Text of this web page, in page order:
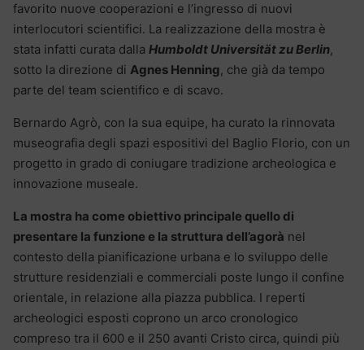
favorito nuove cooperazioni e l’ingresso di nuovi
interlocutori scientifici. La realizzazione della mostra è
stata infatti curata dalla Humboldt Universität zu Berlin,
sotto la direzione di Agnes Henning, che già da tempo
parte del team scientifico e di scavo.
Bernardo Agrò, con la sua equipe, ha curato la rinnovata
museografia degli spazi espositivi del Baglio Florio, con un
progetto in grado di coniugare tradizione archeologica e
innovazione museale.
La mostra ha come obiettivo principale quello di
presentare la funzione e la struttura dell’agorà nel
contesto della pianificazione urbana e lo sviluppo delle
strutture residenziali e commerciali poste lungo il confine
orientale, in relazione alla piazza pubblica. I reperti
archeologici esposti coprono un arco cronologico
compreso tra il 600 e il 250 avanti Cristo circa, quindi più